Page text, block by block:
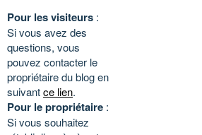
Pour les visiteurs :
Si vous avez des
questions, vous
pouvez contacter le
propriétaire du blog en
suivantce lien.
Pour le propriétaire :
Si vous souhaitez